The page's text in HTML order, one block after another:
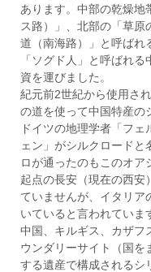
あります。中部の乾燥地
ス路）」、北部の「草
道（南海路）」と呼ばれ
「ソグド人」と呼ばれ
資を運びました。
紀元前2世紀から使用さ
の道を使って中国特産の
ドイツの地理学者「フ
ェン」がシルクロード
ロが通ったのもこのオア
起点の長安（現在の西安
ていませんが、イタリア
いていると言われていま
中国、キルギス、カザフ
ウンダリーサイト（国を
する遺産で構成されるシ